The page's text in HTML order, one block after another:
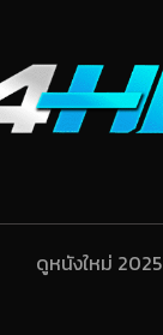
ดูหนังใหม่ 2025